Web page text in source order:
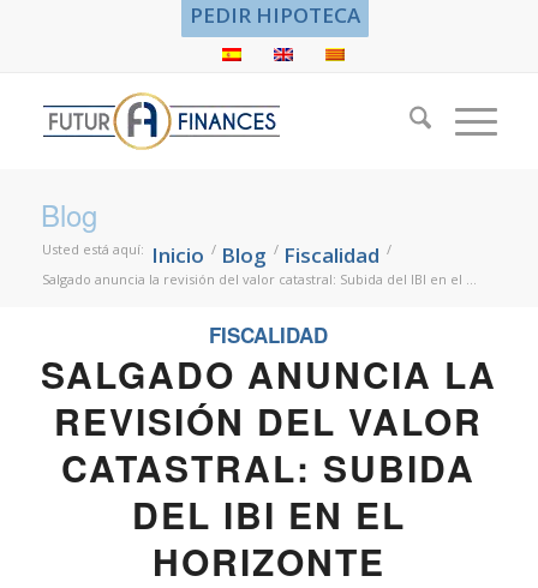
PEDIR HIPOTECA
Blog
Usted está aquí: Inicio / Blog / Fiscalidad /
Salgado anuncia la revisión del valor catastral: Subida del IBI en el ...
FISCALIDAD
SALGADO ANUNCIA LA
REVISIÓN DEL VALOR
CATASTRAL: SUBIDA
DEL IBI EN EL
HORIZONTE